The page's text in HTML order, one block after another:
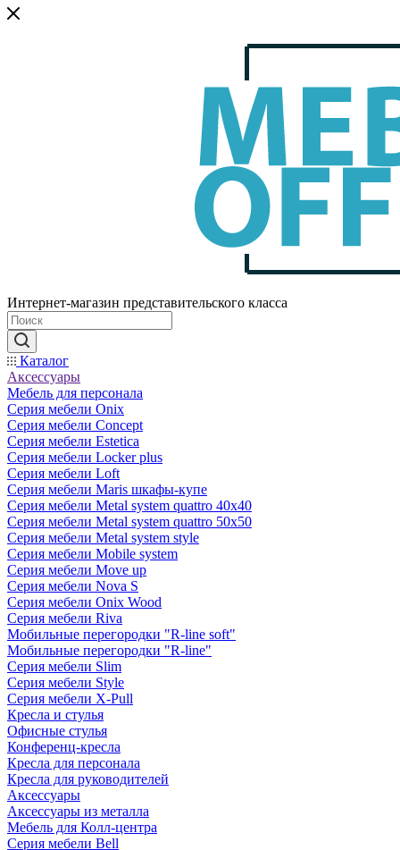
Интернет-магазин представительского класса
Каталог
Аксессуары
Мебель для персонала
Серия мебели Onix
Серия мебели Concept
Серия мебели Estetica
Серия мебели Locker plus
Серия мебели Loft
Серия мебели Maris шкафы-купе
Серия мебели Metal system quattro 40x40
Серия мебели Metal system quattro 50x50
Серия мебели Metal system style
Серия мебели Mobile system
Серия мебели Move up
Серия мебели Nova S
Серия мебели Onix Wood
Серия мебели Riva
Мобильные перегородки "R-line soft"
Мобильные перегородки "R-line"
Серия мебели Slim
Серия мебели Style
Серия мебели X-Pull
Кресла и стулья
Офисные стулья
Конференц-кресла
Кресла для персонала
Кресла для руководителей
Аксессуары
Аксессуары из металла
Мебель для Колл-центра
Серия мебели Bell